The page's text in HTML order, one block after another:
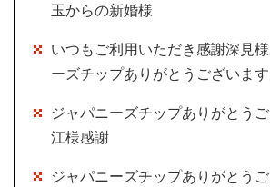
玉からの新婚様
いつもご利用いただき感謝深見
ーズチップありがとうございま
ジャパニーズチップありがとう
江様感謝
ジャパニーズチップありがとう